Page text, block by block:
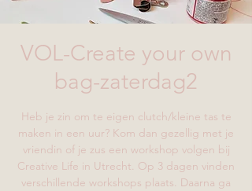
VOL-Create your own
bag-zaterdag2
Heb je zin om te eigen clutch/kleine tas te
maken in een uur? Kom dan gezellig met je
vriendin of je zus een workshop volgen bij
Creative Life in Utrecht. Op 3 dagen vinden
verschillende workshops plaats. Daarna ga